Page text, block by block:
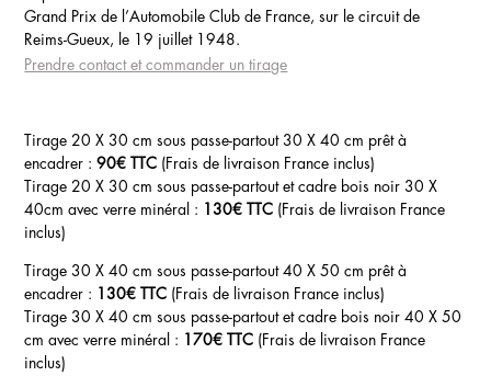
Grand Prix de l’Automobile Club de France, sur le circuit de
Reims-Gueux, le 19 juillet 1948.
Prendre contact et commander un tirage
Tirage 20 X 30 cm sous passe-partout 30 X 40 cm prêt à
encadrer :90€ TTC (Frais de livraison France inclus)
Tirage 20 X 30 cm sous passe-partout et cadre bois noir 30 X
40cm avec verre minéral :
130€ TTC (Frais de livraison France
inclus)
Tirage 30 X 40 cm sous passe-partout 40 X 50 cm prêt à
encadrer :
130€ TTC (Frais de livraison France inclus)
Tirage 30 X 40 cm sous passe-partout et cadre bois noir 40 X 50
cm avec verre minéral :
170€ TTC (Frais de livraison France
inclus)